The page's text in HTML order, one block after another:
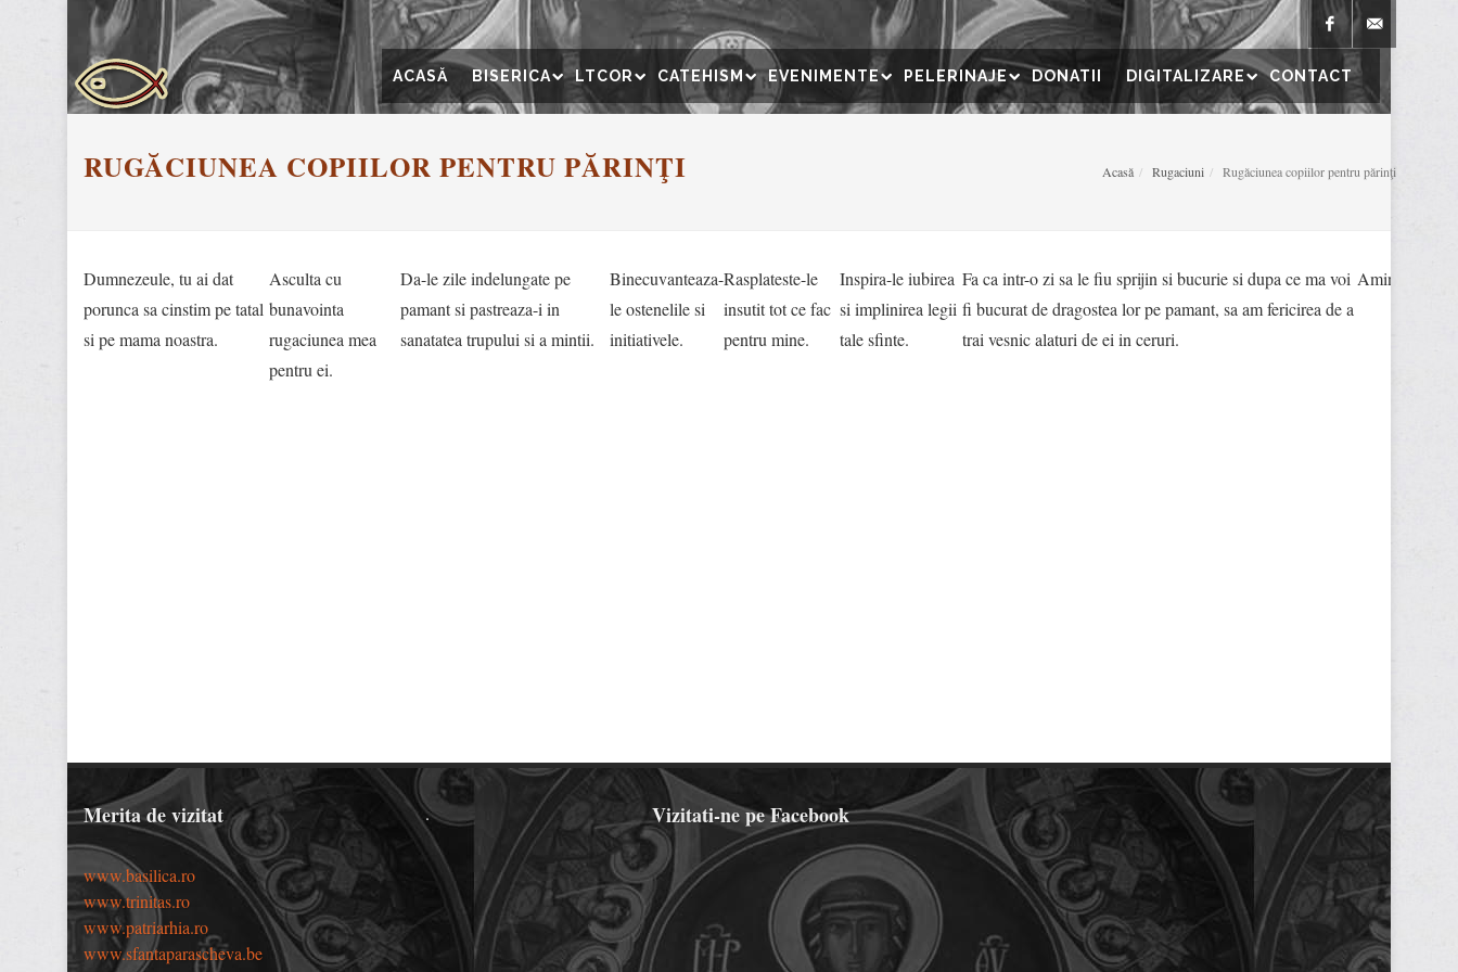
Facebook
ACASĂ BISERICA LTCOR CATEHISM EVENIMENTE PELERINAJE DONATII DIGITALIZARE CONTACT
RUGĂCIUNEA COPIILOR PENTRU PĂRINŢI Acasă Rugaciuni Rugăciunea copiilor pentru părinţi
Dumnezeule, tu ai dat
porunca sa cinstim pe tatal
si pe mama noastra.
Asculta cu
bunavointa
rugaciunea mea
pentru ei.
Da-le zile indelungate pe
pamant si pastreaza-i in
sanatatea trupului si a mintii.
Binecuvanteaza-
le ostenelile si
initiativele.
Rasplateste-le
insutit tot ce fac
pentru mine.
Inspira-le iubirea
si implinirea legii
tale sfinte.
Fa ca intr-o zi sa le fiu sprijin si bucurie si dupa ce ma voi
fi bucurat de dragostea lor pe pamant, sa am fericirea de a
trai vesnic alaturi de ei in ceruri.
Amin
Merita de vizitat
www.basilica.ro
www.trinitas.ro
www.patriarhia.ro
www.sfantaparascheva.be
. Vizitati-ne pe Facebook